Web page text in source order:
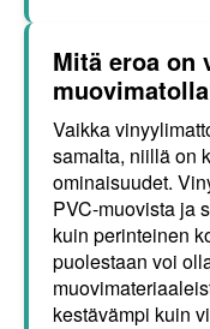
Mitä eroa on
Vaikka
samalta, niillä on
ominaisuudet.
PVC-muovista ja
kuin perinteinen
puolestaan voi
kestävämpi kuin